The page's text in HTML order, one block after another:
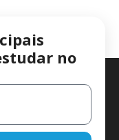
no